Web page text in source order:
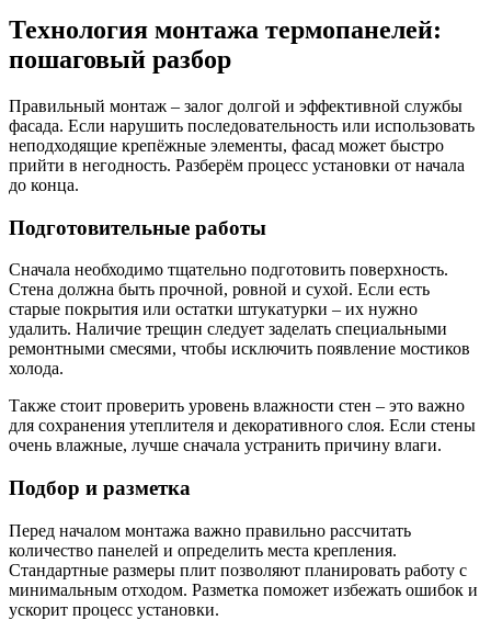
Технология монтажа термопанелей:
пошаговый разбор
Правильный монтаж – залог долгой и эффективной службы
фасада. Если нарушить последовательность или использовать
неподходящие крепёжные элементы, фасад может быстро
прийти в негодность. Разберём процесс установки от начала
до конца.
Подготовительные работы
Сначала необходимо тщательно подготовить поверхность.
Стена должна быть прочной, ровной и сухой. Если есть
старые покрытия или остатки штукатурки – их нужно
удалить. Наличие трещин следует заделать специальными
ремонтными смесями, чтобы исключить появление мостиков
холода.
Также стоит проверить уровень влажности стен – это важно
для сохранения утеплителя и декоративного слоя. Если стены
очень влажные, лучше сначала устранить причину влаги.
Подбор и разметка
Перед началом монтажа важно правильно рассчитать
количество панелей и определить места крепления.
Стандартные размеры плит позволяют планировать работу с
минимальным отходом. Разметка поможет избежать ошибок и
ускорит процесс установки.